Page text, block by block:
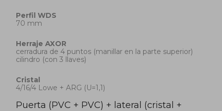
Perfil WDS
70 mm
Herraje AXOR
cerradura de 4 puntos (manillar en la parte superior)
cilindro (con 3 llaves)
Cristal
4/16/4 Lowe + ARG (U=1,1)
Puerta (PVC + PVC) + lateral (cristal +